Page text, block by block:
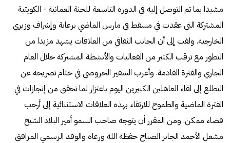
مشيدا بما تم التوصل إليه في الدورة التاسعة للجنة العمانية - الكويتية
المشتركة التي عقدت في مسقط في مارس الماضي برعاية وإشراف وزيري
الخارجية. ولفت إلى أن الجانب الثقافي من العلاقات يشهد مزيدا من
التطور مع ترقب الكثير من الفعاليات والأنشطة المشتركة خلال العام
الجاري والفترة القادمة. وأعرب السفير الخروصي في ختام تصريحه عن
التطلع إلى لقاء العاهلين الكبيرين اليوم باعتزاز لما تحقق من إنجازات في
الفترة الماضية والطموح للارتقاء بهذه العلاقات الاستثنائية إلى أرحب
فضاء ممكن. ومن المقرر أن يتوجه صاحب السمو أمير البلاد الشيخ
مشعل الأحمد الجابر الصباح حفظه الله ورعاه والوفد الرسمي المرافق